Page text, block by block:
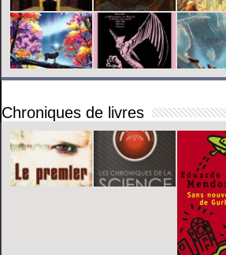
Chroniques de livres